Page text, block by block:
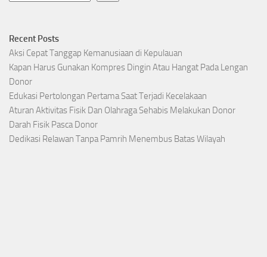
Recent Posts
Aksi Cepat Tanggap Kemanusiaan di Kepulauan
Kapan Harus Gunakan Kompres Dingin Atau Hangat Pada Lengan
Donor
Edukasi Pertolongan Pertama Saat Terjadi Kecelakaan
Aturan Aktivitas Fisik Dan Olahraga Sehabis Melakukan Donor
Darah Fisik Pasca Donor
Dedikasi Relawan Tanpa Pamrih Menembus Batas Wilayah